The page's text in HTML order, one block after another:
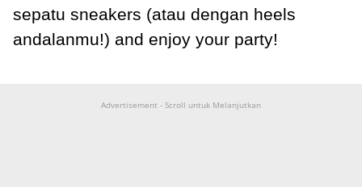
sepatu sneakers (atau dengan heels
andalanmu!) and enjoy your party!
Advertisement - Scroll untuk Melanjutkan